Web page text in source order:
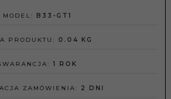
MODEL: B33-GT1
PRODUKTU: 0.04 KG
1 ROK
ZAMÓWIENIA: 2 DNI